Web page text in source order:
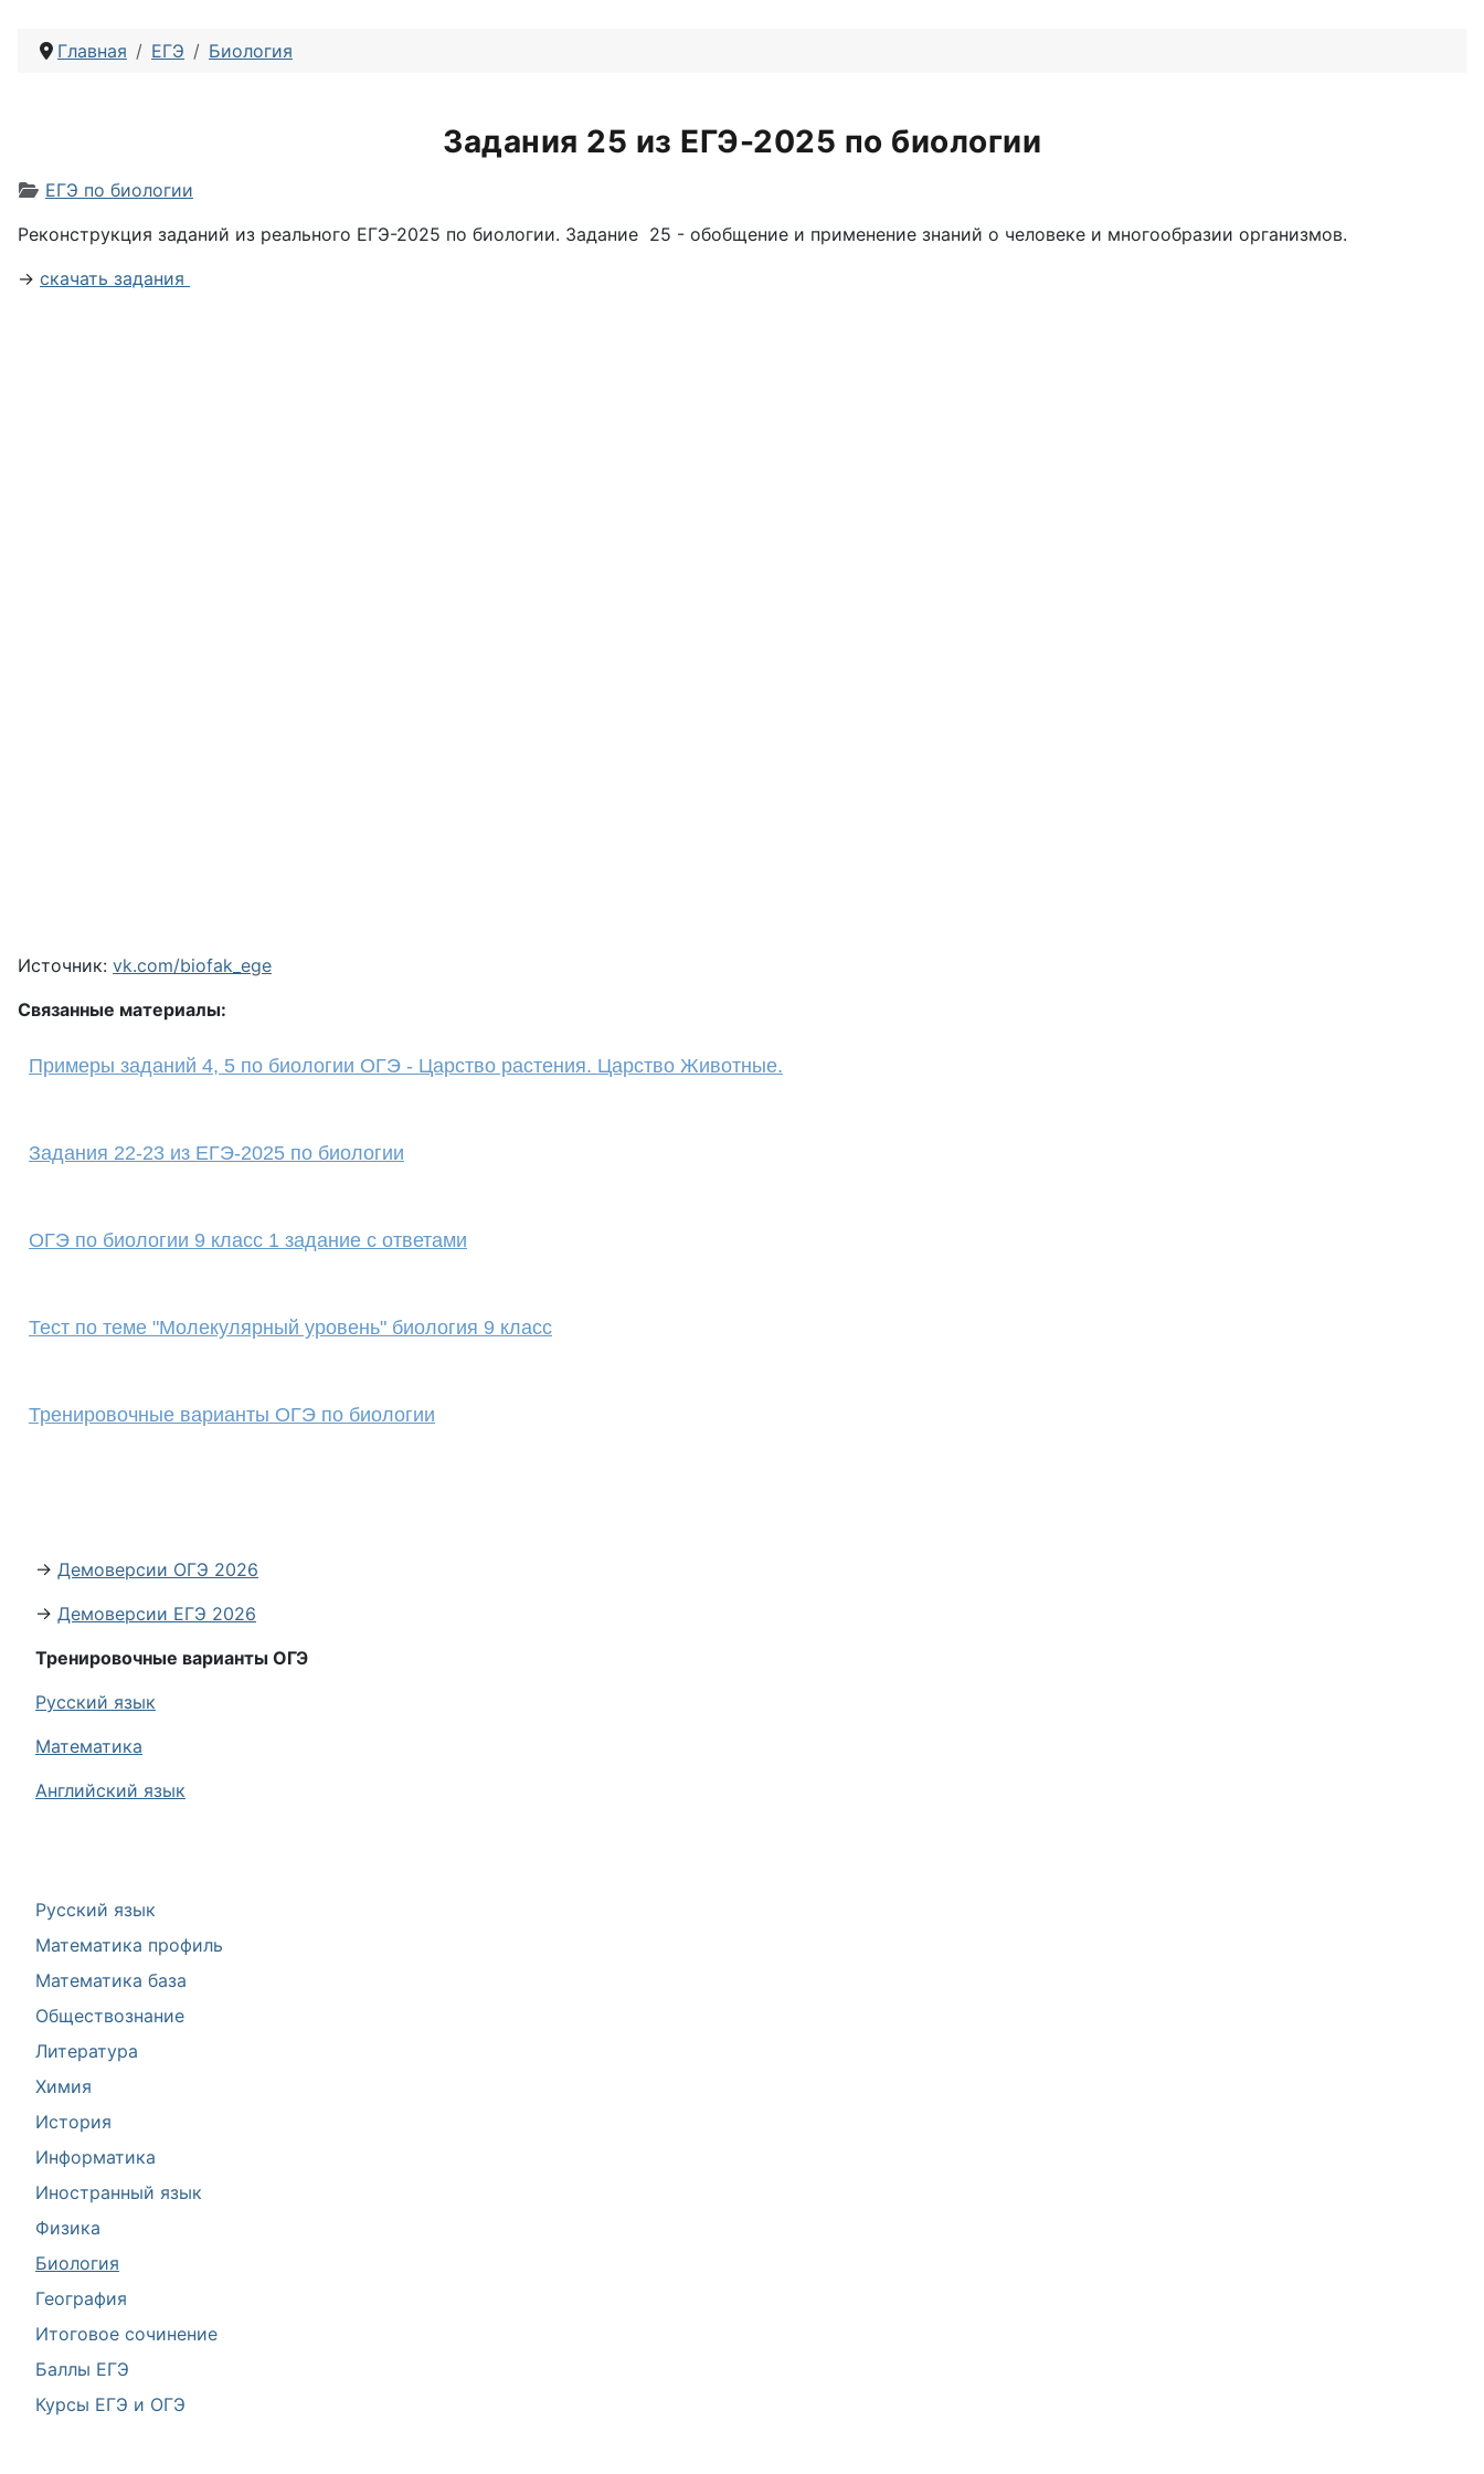
Русский язык
Математика профиль
Математика база
Обществознание
Литература
Химия
История
Информатика
Иностранный язык
Физика
Биология
География
Итоговое сочинение
Баллы ЕГЭ
Курсы ЕГЭ и ОГЭ
Главная ЕГЭ Биология
Задания 25 из ЕГЭ-2025 по биологии
Информация о материале
ЕГЭ по биологии
Реконструкция заданий из реального ЕГЭ-2025 по биологии. Задание 25 - обобщение и применение знаний о человеке и многообразии организмов.
→ скачать задания
Источник: vk.com/biofak_ege
Связанные материалы:
Примеры заданий 4, 5 по биологии ОГЭ - Царство растения. Царство Животные.
Задания 22-23 из ЕГЭ-2025 по биологии
ОГЭ по биологии 9 класс 1 задание с ответами
Тест по теме "Молекулярный уровень" биология 9 класс
Тренировочные варианты ОГЭ по биологии
→ Демоверсии ОГЭ 2026
→ Демоверсии ЕГЭ 2026
Тренировочные варианты ОГЭ
Русский язык
Математика
Английский язык